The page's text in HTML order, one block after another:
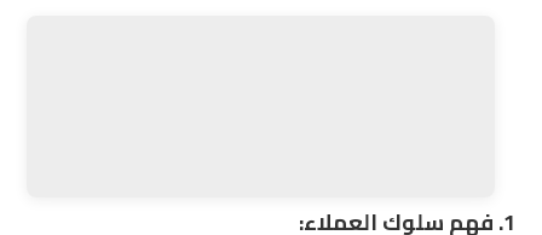
المستهدف.